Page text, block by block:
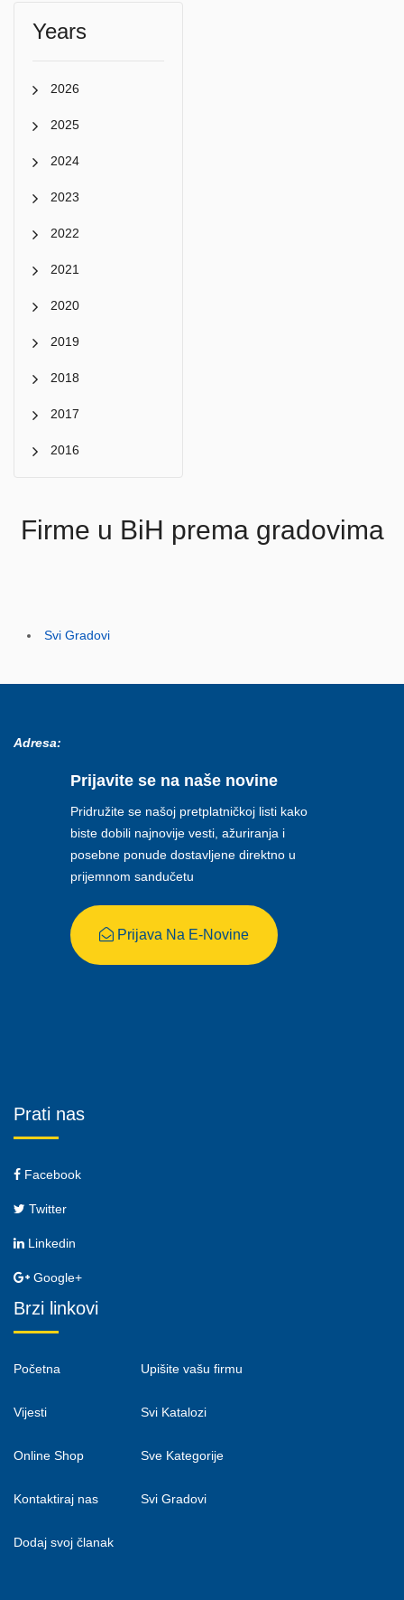
Years
2026
2025
2024
2023
2022
2021
2020
2019
2018
2017
2016
Firme u BiH prema gradovima
Svi Gradovi
Adresa:
Prijavite se na naše novine
Pridružite se našoj pretplatničkoj listi kako
biste dobili najnovije vesti, ažuriranja i
posebne ponude dostavljene direktno u
prijemnom sandučetu
Prijava Na E-Novine
Prati nas
Facebook
Twitter
Linkedin
Google+
Brzi linkovi
Početna
Vijesti
Online Shop
Kontaktiraj nas
Dodaj svoj članak
Upišite vašu firmu
Svi Katalozi
Sve Kategorije
Svi Gradovi